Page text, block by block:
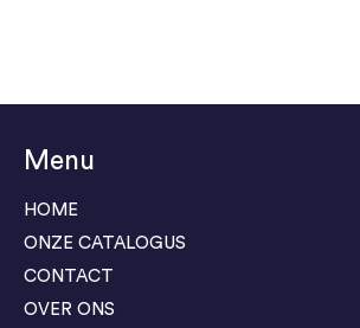
Menu
HOME
ONZE CATALOGUS
CONTACT
OVER ONS